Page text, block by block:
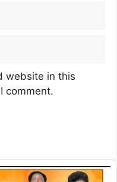
website in this
comment.